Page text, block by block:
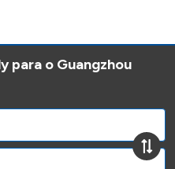
para o Guangzhou